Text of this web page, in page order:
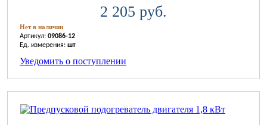
2 205 руб.
Нет в наличии
Артикул: 09086-12
Ед. измерения: шт
Уведомить о поступлении